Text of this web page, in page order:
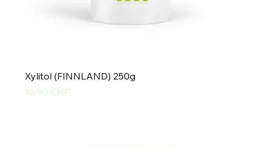
Xylitol (FINNLAND) 250g
Preis
10,90 CHF